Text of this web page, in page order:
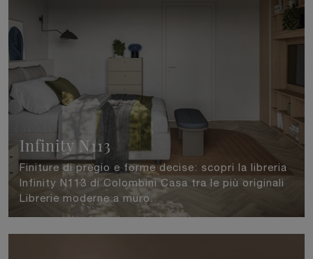
Infinity N113
Finiture di pregio e forme decise: scopri la libreria
Infinity N113 di Colombini Casa tra le più originali
Librerie moderne a muro.